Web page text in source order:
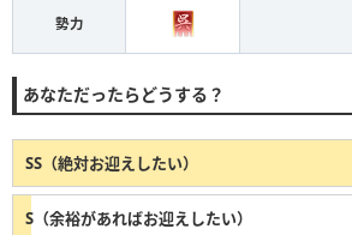
勢力
あなただったらどうする？
SS（絶対お迎えしたい）
S（余裕があればお迎えしたい）